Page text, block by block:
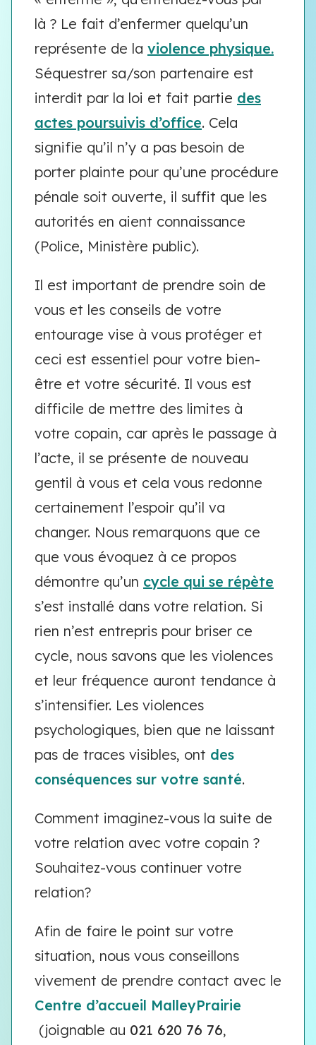
là ? Le fait d’enfermer quelqu’un
représente de la violence physique.
Séquestrer sa/son partenaire est
interdit par la loi et fait partie des
actes poursuivis d’office. Cela
signifie qu’il n’y a pas besoin de
porter plainte pour qu’une procédure
pénale soit ouverte, il suffit que les
autorités en aient connaissance
(Police, Ministère public).
Il est important de prendre soin de
vous et les conseils de votre
entourage vise à vous protéger et
ceci est essentiel pour votre bien-
être et votre sécurité. Il vous est
difficile de mettre des limites à
votre copain, car après le passage à
l’acte, il se présente de nouveau
gentil à vous et cela vous redonne
certainement l’espoir qu’il va
changer. Nous remarquons que ce
que vous évoquez à ce propos
démontre qu’un cycle qui se répète
s’est installé dans votre relation. Si
rien n’est entrepris pour briser ce
cycle, nous savons que les violences
et leur fréquence auront tendance à
s’intensifier. Les violences
psychologiques, bien que ne laissant
pas de traces visibles, ont des
conséquences sur votre santé.
Comment imaginez-vous la suite de
votre relation avec votre copain ?
Souhaitez-vous continuer votre
relation?
Afin de faire le point sur votre
situation, nous vous conseillons
vivement de prendre contact avec le
Centre d’accueil MalleyPrairie
(joignable au 021 620 76 76,